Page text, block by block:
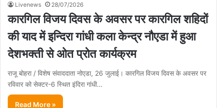
Livenews 28/07/2026
कारगिल विजय दिवस के अवसर पर कारगिल शहिदों
की याद में इन्दिरा गांधी कला केन्द्र नौएडा में हुआ
देशभक्ती से ओत प्रोत कार्यक्रम
राजू बोहरा / विशेष संवाददाता नोएडा, 26 जुलाई। कारगिल विजय दिवस के अवसर पर
रविवार को सेक्टर-6 स्थित इंदिरा गांधी…
Read More »